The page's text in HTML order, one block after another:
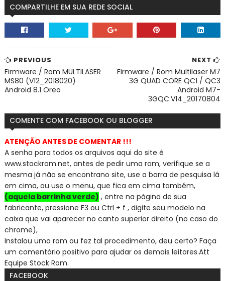
COMPARTILHE EM SUA REDE SOCIAL
NEXT
Firmware / Rom Multilaser M7
3G QUAD CORE QC1 / QC3
Android M7-
3GQC.V14_20170804
PREVIOUS
Firmware / Rom MULTILASER
MS80 (V12_2018020)
Android 8.1 Oreo
COMENTE COM FACEBOOK OU BLOGGER
ATENÇÃO ANTES DE COMENTAR !!!
A senha para todos os arquivos aqui do site é
www.stockrom.net, antes de pedir uma rom, verifique se a
mesma já não se encontrano site, use a barra de pesquisa lá
em cima, ou use o menu, que fica em cima também,
(aquela barrinha verde) , entre na página de sua
fabricante, pressione F3 ou Ctrl + f , digite seu modelo na
caixa que vai aparecer no canto superior direito (no caso do
chrome),
Instalou uma rom ou fez tal procedimento, deu certo? Faça
um comentário positivo para ajudar os demais leitores.Att
Equipe Stock Rom.
FACEBOOK